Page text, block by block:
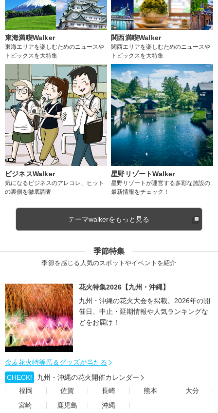
東海満喫Walker
東海エリアを楽しむためのニュースや
トピックスを大特集
関西満喫Walker
関西エリアを楽しむためのニュースや
トピックスを大特集
ビジネスWalker
気になるビジネスのアレコレ、ヒット
の裏側を徹底調査
星野リゾートWalker
星野リゾートが運営する多彩な施設の
最新情報をチェック！
テーマwalkerをもっと見る
季節特集
季節を感じる人気のスポットやイベントを紹介
花火特集2026【九州・沖縄】
九州・沖縄の花火大会を掲載。2026年の開
催日、中止・延期情報や人気ランキングな
どをお届け！
金麦花火特等席＆グッズが当たる
CHECK!
九州・沖縄の花火開催カレンダー
福岡
佐賀 長崎 熊本
大分
宮崎
鹿児島 沖縄